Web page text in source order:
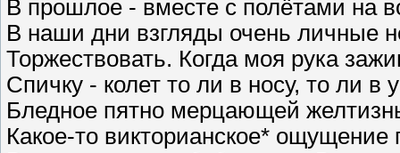
В прошлое - вместе с полётами на
В наши дни взгляды очень личные
Торжествовать. Когда моя рука
Спичку - колет то ли в носу, то ли в
Бледное пятно мерцающей
Какое-то викторианское* ощущение